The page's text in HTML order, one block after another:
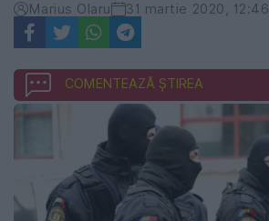
Marius Olaru 31 martie 2020, 12:46
COMENTEAZĂ ȘTIREA